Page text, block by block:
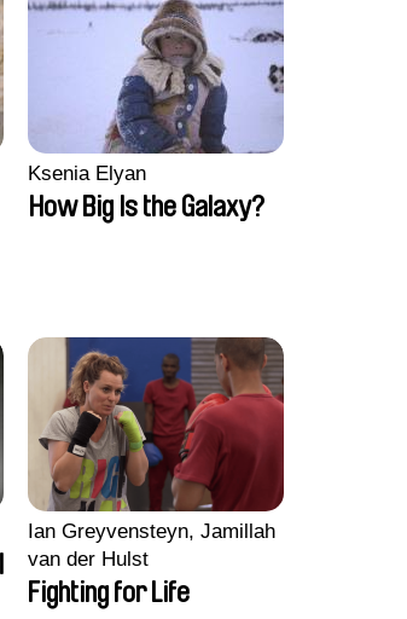
Ksenia Elyan
How Big Is the Galaxy?
Ian Greyvensteyn, Jamillah
van der Hulst
Fighting for Life